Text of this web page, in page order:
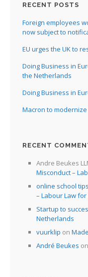
RECENT POSTS
Foreign employees
now subject to
EU urges the UK to
Doing Business in
the Netherlands
Doing Business in
Macron to
RECENT
Andre Beukes
Misconduct –
online school tips
– Labour Law
Startup to
Netherlands
vuurklip on
André Beukes on